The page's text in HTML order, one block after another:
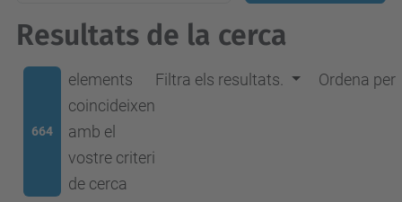
Resultats de la cerca
664
elements
coincideixen
amb el
vostre criteri
de cerca
Filtra els resultats. Ordena per